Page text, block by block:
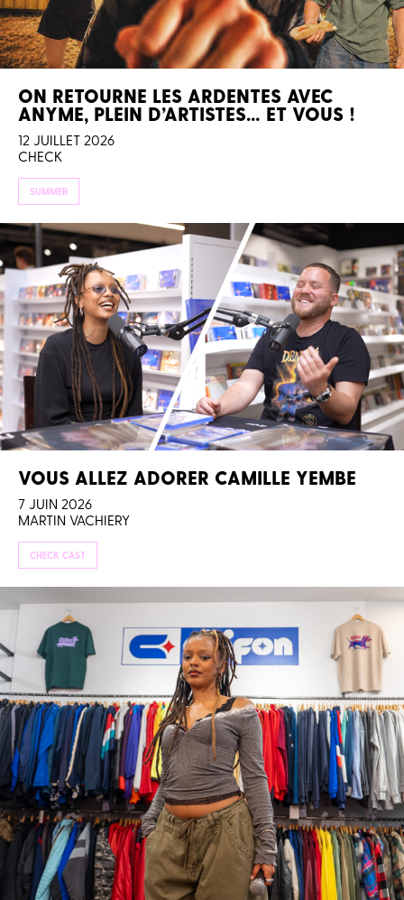
ON RETOURNE LES ARDENTES AVEC
ANYME, PLEIN D’ARTISTES… ET VOUS !
12 JUILLET 2026
CHECK
SUMMER
VOUS ALLEZ ADORER CAMILLE YEMBE
7 JUIN 2026
MARTIN VACHIERY
CHECK CAST